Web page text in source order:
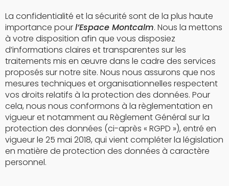
La confidentialité et la sécurité sont de la plus haute
importance pourl’Espace Montcalm. Nous la mettons
à votre disposition afin que vous disposiez
d’informations claires et transparentes sur les
traitements mis en œuvre dans le cadre des services
proposés sur notre site. Nous nous assurons que nos
mesures techniques et organisationnelles respectent
vos droits relatifs à la protection des données. Pour
cela, nous nous conformons à la règlementation en
vigueur et notamment au Règlement Général sur la
protection des données (ci-après « RGPD »), entré en
vigueur le 25 mai 2018, qui vient compléter la législation
en matière de protection des données à caractère
personnel.